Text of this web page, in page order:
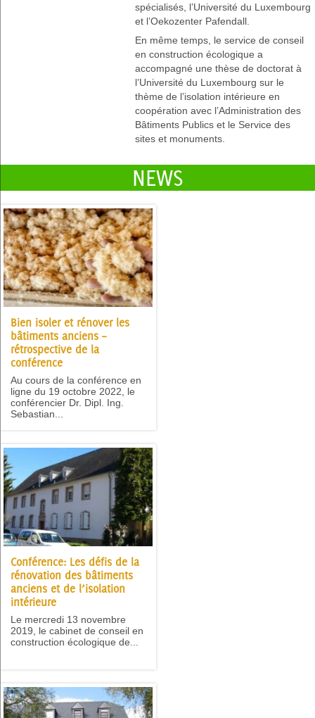
spécialisés, l’Université du Luxembourg
et l’Oekozenter Pafendall.
En même temps, le service de conseil
en construction écologique a
accompagné une thèse de doctorat à
l’Université du Luxembourg sur le
thème de l’isolation intérieure en
coopération avec l’Administration des
Bâtiments Publics et le Service des
sites et monuments.
NEWS
Bien isoler et rénover les
bâtiments anciens –
rétrospective de la
conférence
Au cours de la conférence en
ligne du 19 octobre 2022, le
conférencier Dr. Dipl. Ing.
Sebastian...
Conférence: Les défis de la
rénovation des bâtiments
anciens et de l’isolation
intérieure
Le mercredi 13 novembre
2019, le cabinet de conseil en
construction écologique de...